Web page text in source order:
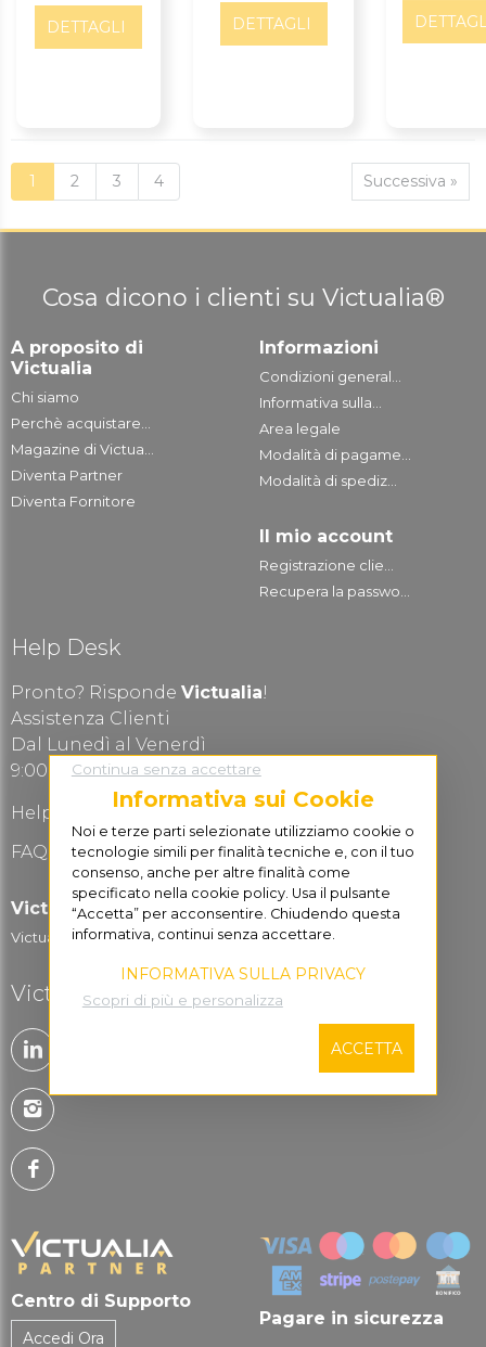
DETTAGLI DETTAGLI
1 2 3 4 Successiva »
Cosa dicono i clienti su Victualia®
A proposito di
Victualia
Chi siamo
Perchè acquistare...
Magazine di Victua...
Diventa Partner
Diventa Fornitore
Informazioni
Condizioni general...
Informativa sulla...
Area legale
Modalità di pagame...
Modalità di spediz...
Il mio account
Registrazione clie...
Recupera la passwo...
Help Desk
Pronto? Risponde Victualia!
Assistenza Clienti
Dal Lunedì al Venerdì
9:00-13.00 / 15:00-19:00
Help Desk
FAQ Domande frequenti
Victualia for Business
Victualia Logistic...
Victualia è social
Centro di Supporto
Accedi Ora
Pagare in sicurezza
Continua senza accettare
Informativa sui Cookie
Noi e terze parti selezionate utilizziamo cookie o
tecnologie simili per finalità tecniche e, con il tuo
consenso, anche per altre finalità come
specificato nella cookie policy. Usa il pulsante
“Accetta” per acconsentire. Chiudendo questa
informativa, continui senza accettare.
INFORMATIVA SULLA PRIVACY
Scopri di più e personalizza
ACCETTA